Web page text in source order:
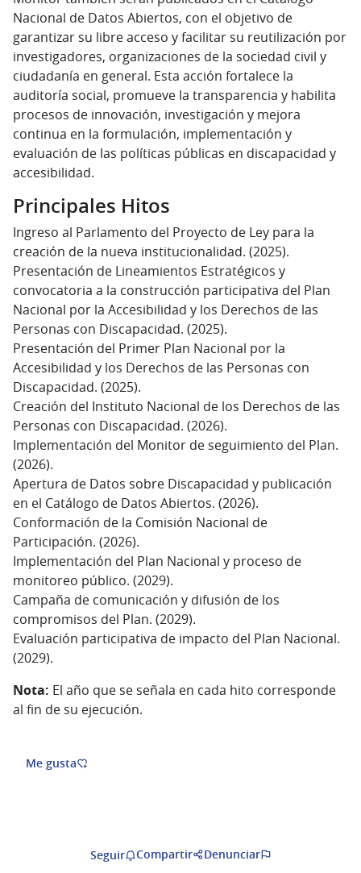
Nacional de Datos Abiertos, con el objetivo de
garantizar su libre acceso y facilitar su reutilización por
investigadores, organizaciones de la sociedad civil y
ciudadanía en general. Esta acción fortalece la
auditoría social, promueve la transparencia y habilita
procesos de innovación, investigación y mejora
continua en la formulación, implementación y
evaluación de las políticas públicas en discapacidad y
accesibilidad.
Principales Hitos
Ingreso al Parlamento del Proyecto de Ley para la
creación de la nueva institucionalidad. (2025).
Presentación de Lineamientos Estratégicos y
convocatoria a la construcción participativa del Plan
Nacional por la Accesibilidad y los Derechos de las
Personas con Discapacidad. (2025).
Presentación del Primer Plan Nacional por la
Accesibilidad y los Derechos de las Personas con
Discapacidad. (2025).
Creación del Instituto Nacional de los Derechos de las
Personas con Discapacidad. (2026).
Implementación del Monitor de seguimiento del Plan.
(2026).
Apertura de Datos sobre Discapacidad y publicación
en el Catálogo de Datos Abiertos. (2026).
Conformación de la Comisión Nacional de
Participación. (2026).
Implementación del Plan Nacional y proceso de
monitoreo público. (2029).
Campaña de comunicación y difusión de los
compromisos del Plan. (2029).
Evaluación participativa de impacto del Plan Nacional.
(2029).
Nota: El año que se señala en cada hito corresponde
al fin de su ejecución.
Me gusta
Seguir Compartir Denunciar